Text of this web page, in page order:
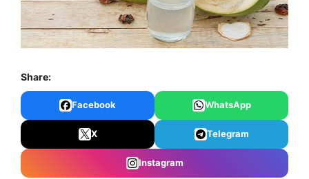
Share:
Facebook WhatsApp
X Telegram
Instagram